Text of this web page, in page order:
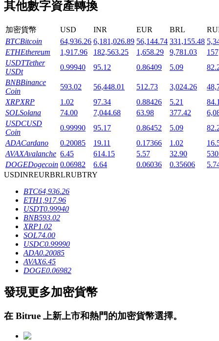
鎖倉BTR
輕鬆獲得多重福利
借貸寶
借貸數字貨幣，及時且安全的服務
其他數字資產轉換
加密貨幣 USD INR EUR BRL
BTCBitcoin 64,936.26 6,181,026.89 56,144.74 331,155.48
ETHEthereum 1,917.96 182,563.25 1,658.29 9,781.03
USDTTether
USDt
0.99940 95.12 0.86409 5.09
BNBBinance
Coin
593.02 56,448.01 512.73 3,024.26
XRPXRP 1.02 97.34 0.88426 5.21
SOLSolana 74.00 7,044.68 63.98 377.42
USDCUSD
Coin
0.99990 95.17 0.86452 5.09
ADACardano 0.20085 19.11 0.17366 1.02
AVAXAvalanche 6.45 614.15 5.57 32.90
DOGEDogecoin 0.06982 6.64 0.06036 0.35606
USDINREURBRLRUBTRY
BTC64,936.26
ETH1,917.96
USDT0.99940
BNB593.02
XRP1.02
SOL74.00
USDC0.99990
ADA0.20085
AVAX6.45
DOGE0.06982
發現更多加密貨幣
在 Bitrue 上新上市和熱門的加密貨幣選擇。